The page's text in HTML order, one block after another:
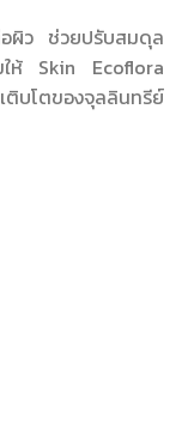
อผิว ช่วยปรับสมดุล
ให้ Skin Ecoflora
บโตของจุลลินทรีย์